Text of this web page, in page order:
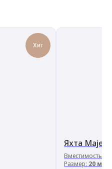
Хит
Яхта
Вместимость:
Размер: 20 м